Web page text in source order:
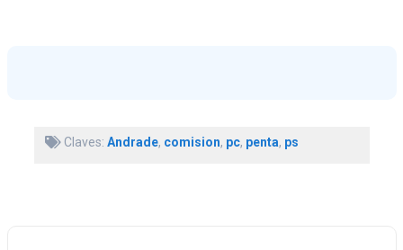
Claves: Andrade, comision, pc, penta, ps